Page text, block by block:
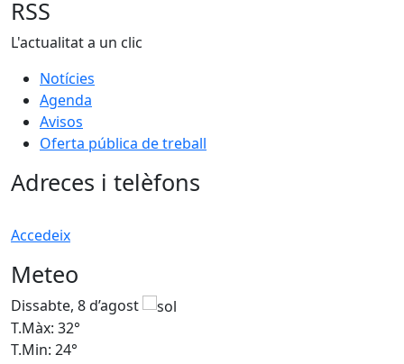
RSS
L'actualitat a un clic
Notícies
Agenda
Avisos
Oferta pública de treball
Adreces i telèfons
Accedeix
Meteo
Dissabte, 8 d’agost
T.Màx: 32°
T.Min: 24°